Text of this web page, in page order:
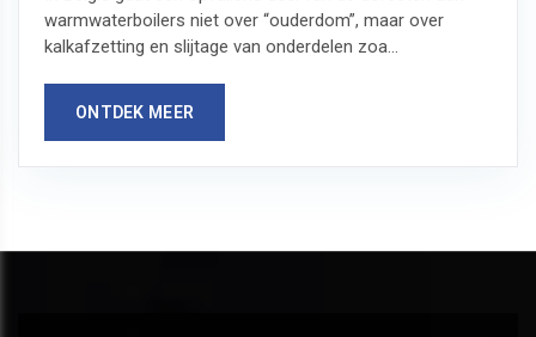
warmwaterboilers niet over “ouderdom”, maar over
kalkafzetting en slijtage van onderdelen zoa...
ONTDEK MEER